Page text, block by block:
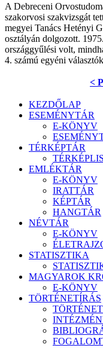
A Debreceni
szakorvosi szakvizsgát
megyei Tanács Hetényi
osztályán dolgozott.
országgyűlési volt,
4. számú egyéni
<
KEZDŐLAP
ESEMÉNYTÁR
E-KÖNYV
TÉRKÉPTÁR
EMLÉKTÁR
E-KÖNYV
IRATTÁR
KÉPTÁR
HANGTÁR
NÉVTÁR
E-KÖNYV
STATISZTIKA
MAGYAROK
E-KÖNYV
TÖRTÉNETÍRÁS